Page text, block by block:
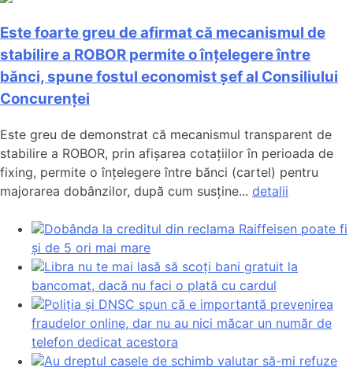
Este foarte greu de afirmat că mecanismul de
stabilire a ROBOR permite o înțelegere între
bănci, spune fostul economist șef al Consiliului
Concurenței
Este greu de demonstrat că mecanismul transparent de
stabilire a ROBOR, prin afișarea cotațiilor în perioada de
fixing, permite o înțelegere între bănci (cartel) pentru
majorarea dobânzilor, după cum susține... detalii
Dobânda la creditul din reclama Raiffeisen poate fi
și de 5 ori mai mare
Libra nu te mai lasă să scoți bani gratuit la
bancomat, dacă nu faci o plată cu cardul
Poliția și DNSC spun că e importantă prevenirea
fraudelor online, dar nu au nici măcar un număr de
telefon dedicat acestora
Au dreptul casele de schimb valutar să-mi refuze